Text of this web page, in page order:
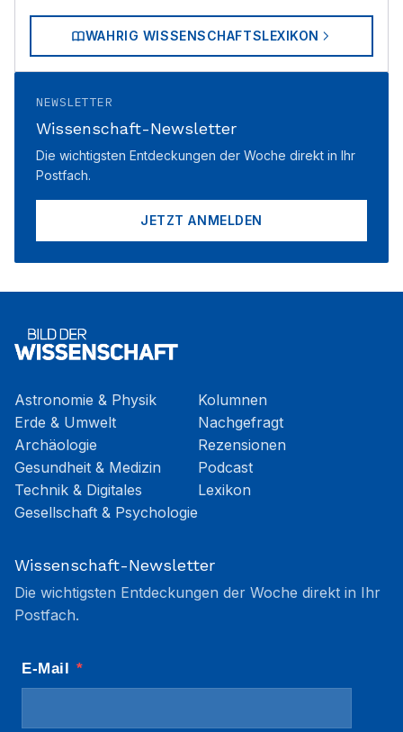
WAHRIG WISSENSCHAFTSLEXIKON
NEWSLETTER
Wissenschaft-Newsletter
Die wichtigsten Entdeckungen der Woche direkt in Ihr
Postfach.
JETZT ANMELDEN
Astronomie & Physik
Erde & Umwelt
Archäologie
Gesundheit & Medizin
Technik & Digitales
Gesellschaft & Psychologie
Kolumnen
Nachgefragt
Rezensionen
Podcast
Lexikon
Wissenschaft-Newsletter
Die wichtigsten Entdeckungen der Woche direkt in Ihr
Postfach.